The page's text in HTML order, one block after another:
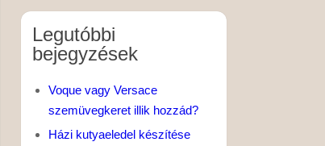
Legutóbbi
bejegyzések
Voque vagy Versace
szemüvegkeret illik hozzád?
Házi kutyaeledel készítése